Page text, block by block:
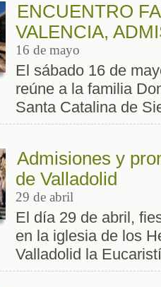
ENCUENTRO
VALENCIA,
16 de mayo
El sábado 16 de
reúne a la familia
Santa Catalina de
Admisiones y
de Valladolid
29 de abril
El día 29 de abril,
en la iglesia de los
Valladolid la